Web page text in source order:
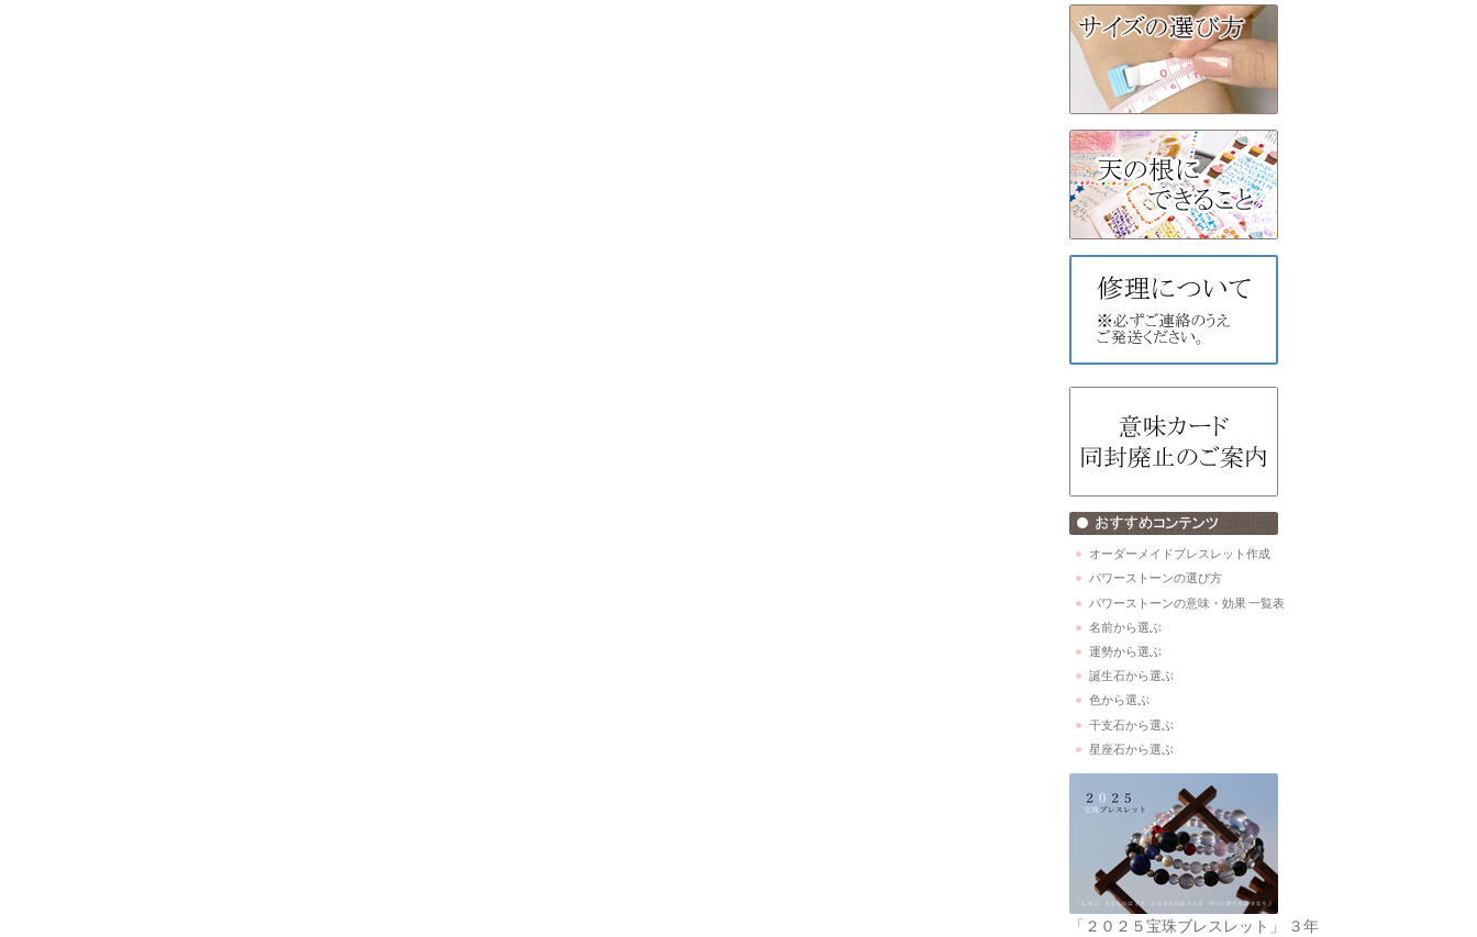
オーダーメイドブレスレット作成
パワーストーンの選び方
パワーストーンの意味・効果 一覧表
名前から選ぶ
運勢から選ぶ
誕生石から選ぶ
色から選ぶ
干支石から選ぶ
星座石から選ぶ
「２０２５宝珠ブレスレット」 ３年